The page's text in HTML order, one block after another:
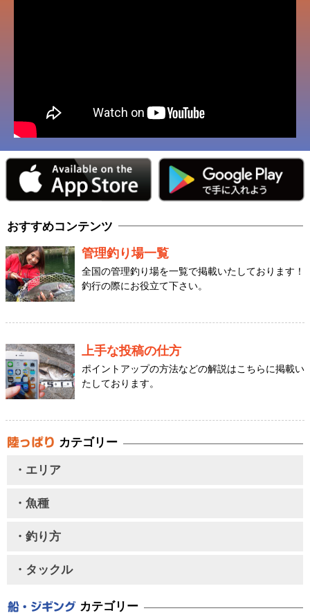
おすすめコンテンツ
管理釣り場一覧
全国の管理釣り場を一覧で掲載いたしております！
釣行の際にお役立て下さい。
上手な投稿の仕方
ポイントアップの方法などの解説はこちらに掲載い
たしております。
カテゴリー
・エリア
・魚種
・釣り方
・タックル
カテゴリー